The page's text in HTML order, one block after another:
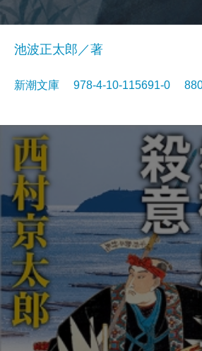
池波正太郎／著
新潮文庫 978-4-10-115691-0